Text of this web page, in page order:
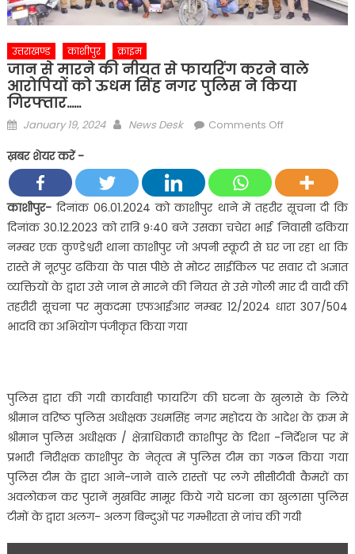
उत्तराखण्ड काशीपुर क्राइम
जान से मारने की नीयत से फायरिंग करने वाले
आरोपियों को ऊधम सिंह नगर पुलिस ने किया
गिरफ्तार……
Posted
January 19, 2024 Author
News Desk Comments Offon
मारने
की
नीयत
से
फायरिंग
करने
वाले
आरोपियों
पुलिस
ने
किया
गिरफ्तार……
ख़बर शेयर करें -
काशीपुर-दिनांक 06.01.2024 को काशीपुर थाने में तहरीर सूचना दी कि
दिनांक 30.12.2023 को रात्रि 9ः40 बजे उसका चचेरा भाई निवासी ढकिया
नम्बर एक कुण्डेश्वरी थाना काशीपुर जो अपनी स्कूटी से घर जा रहा था कि
रास्ते में नूरपुर ढकिया के पास पीछे से मोटर साईकिल पर सवार दो अज्ञात
व्यक्तियों के द्वारा उसे जान से मारने की नियत से उसे गोली मार दी वादी की
तहरीरी सूचना पर मुकदमा एफआईआर नम्बर 12/2024 धारा 307/504
भादवि का अभियोग पंजीकृत किया गया
पुलिस द्वारा की गयी कार्यवाही फायरिंग की घटना के खुलासे के लिये
श्रीमान वरिष्ठ पुलिस अधीक्षक उधमसिंह नगर महोदय के आदेश के क्रम मे
श्रीमान पुलिस अधीक्षक / क्षेत्राधिकारी काशीपुर के दिशा -निर्देशन पर में
प्रभारी निरीक्षक काशीपुर के नेतृत्व में पुलिस टीम का गठन किया गया
पुलिस टीम के द्वारा आने-जाने वाले रास्तों पर लगे सीसीटीवी कैमरों का
अवलोकन कर पुरानें मुखविर मामूर किये गये घटना का खुलासा पुलिस
टीमों के द्वारा अलग- अलग बिन्दुओं पर गम्भीरता से जांच की गयी